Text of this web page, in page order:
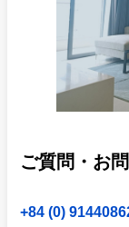
ご質問・お
+84 (0)